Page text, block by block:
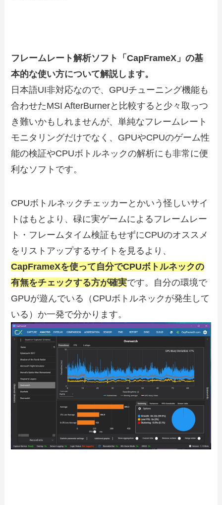
フレームレート解析ソフト「CapFrameX」の基
本的な使い方について解説します。
日本語UI非対応なので、GPUチューニング機能も
合わせたMSI AfterBurnerと比較すると少々取っつ
き難いかもしれませんが、単純なフレームレート
モニタリングだけでなく、GPUやCPUのゲーム性
能の検証やCPUボトルネックの解析にも非常に便
利なソフトです。
CPUボトルネックチェッカーとかいう怪しいサイ
トはもとより、碌に実ゲームによるフレームレー
ト・フレームタイム検証もせずにCPUのオススメ
をリストアップするサイトを見るより、
CapFrameXを使って自分でCPUボトルネックの
有無をチェックする方が確実です。自分の環境で
GPUが遊んでいる（CPUボトルネックが発生して
いる）か一発で分かります。